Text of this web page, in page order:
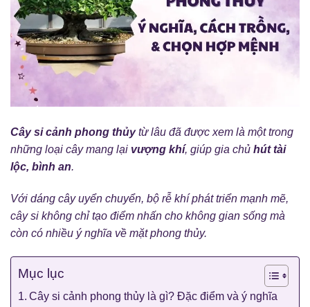
Cây si cảnh phong thủytừ lâu đã được xem là một trong
những loại cây mang lại vượng khí, giúp gia chủ hút tài
lộc, bình an.
Với dáng cây uyển chuyển, bộ rễ khí phát triển mạnh mẽ,
cây si không chỉ tạo điểm nhấn cho không gian sống mà
còn có nhiều ý nghĩa về mặt phong thủy.
Mục lục
Cây si cảnh phong thủy là gì? Đặc điểm và ý nghĩa